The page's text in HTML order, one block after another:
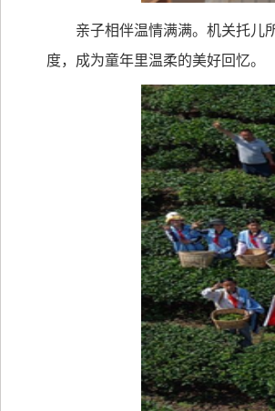
亲子相伴温情满满。机关托儿
度，成为童年里温柔的美好回忆。